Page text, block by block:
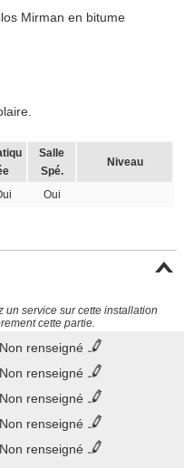
Mirman en bitume
Salle
Spé.
Niveau
Oui
un service sur cette installation
cette partie.
Non renseigné
Non renseigné
Non renseigné
Non renseigné
Non renseigné